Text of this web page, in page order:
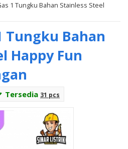
1 Tungku Bahan Stainless Steel
Tungku Bahan
Happy Fun
Tersedia 31 pcs